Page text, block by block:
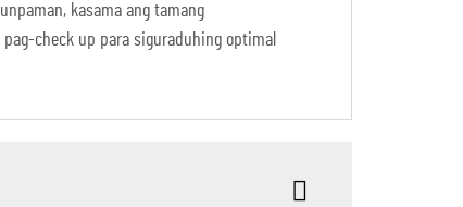
kasama ang tamang
check up para siguraduhing optimal